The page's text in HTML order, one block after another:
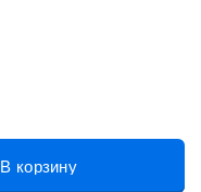
В корзину